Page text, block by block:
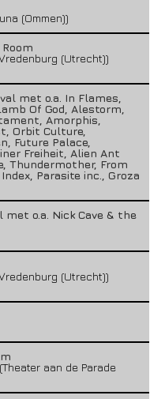
(Ommen))
(Utrecht))
met o.a. In Flames,
Of God, Alestorm,
Amorphis,
Orbit Culture,
Future Palace,
Freiheit, Alien Ant
Thundermother, From
Parasite inc., Groza
o.a. Nick Cave & the
(Utrecht))
aan de Parade